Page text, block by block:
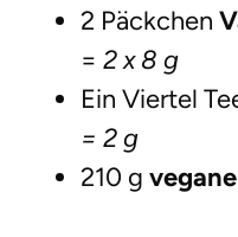
2 Päckchen
= 2 x 8 g
Ein Viertel
= 2 g
210 g